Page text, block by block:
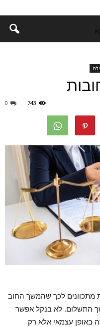
0 743
מתכוונים לכך שהמשך החוב
התשלום. לא בנקל אפשר
באופן עצמאי אלא רק